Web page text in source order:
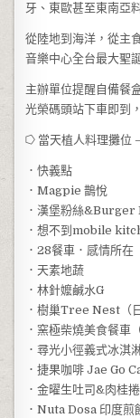
牙、東歐甚至東南亞
從陸地到海洋，從主
音樂中心全台最大聖
主辦單位提醒自備餐
光榮碼頭站下車即到
⭔ 當天植人料理攤位
．快義點
．Magpie 鵲悅
．漢堡粉絲
．想不到mobile
．28餐車．感情所在
．天素地蔬
．林針嬤鹹水G
．樹巢Tree Nest（日
．窯極柴燒美食餐車
．尋光小徑義式冰淇
．捷果咖啡 Jae Go
．金曜生吐司&肉桂
．Nuta Dosa 印度煎